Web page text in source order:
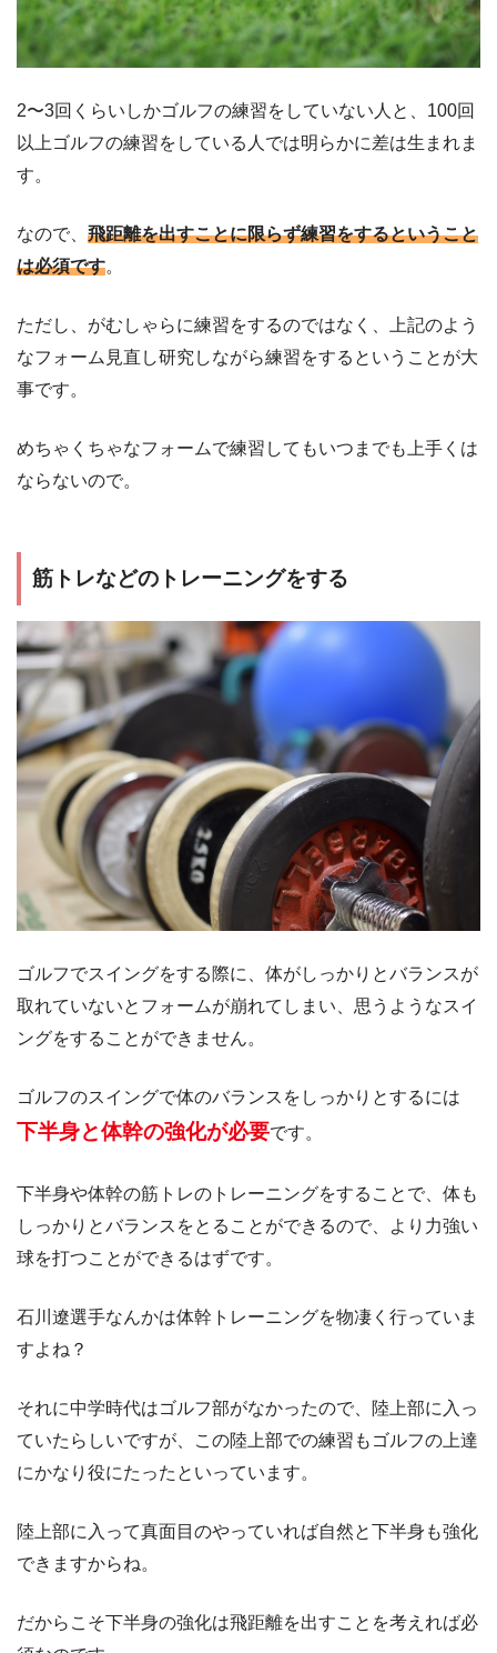
2〜3回くらいしかゴルフの練習をしていない人と、100回
以上ゴルフの練習をしている人では明らかに差は生まれま
す。
なので、 飛距離を出すことに限らず練習をするということ
は必須です。
ただし、がむしゃらに練習をするのではなく、上記のよう
なフォーム見直し研究しながら練習をするということが大
事です。
めちゃくちゃなフォームで練習してもいつまでも上手くは
ならないので。
筋トレなどのトレーニングをする
ゴルフでスイングをする際に、体がしっかりとバランスが
取れていないとフォームが崩れてしまい、思うようなスイ
ングをすることができません。
ゴルフのスイングで体のバランスをしっかりとするには
下半身と体幹の強化が必要です。
下半身や体幹の筋トレのトレーニングをすることで、体も
しっかりとバランスをとることができるので、より力強い
球を打つことができるはずです。
石川遼選手なんかは体幹トレーニングを物凄く行っていま
すよね？
それに中学時代はゴルフ部がなかったので、陸上部に入っ
ていたらしいですが、この陸上部での練習もゴルフの上達
にかなり役にたったといっています。
陸上部に入って真面目のやっていれば自然と下半身も強化
できますからね。
だからこそ下半身の強化は飛距離を出すことを考えれば必